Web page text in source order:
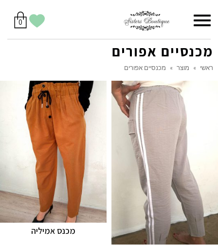
יש
לך
0מוצרים
בסל
הווישליסט
תפריט
מכנסיים אפורים
ראשי » מוצר » מכנסיים אפורים
מכנס אמיליה